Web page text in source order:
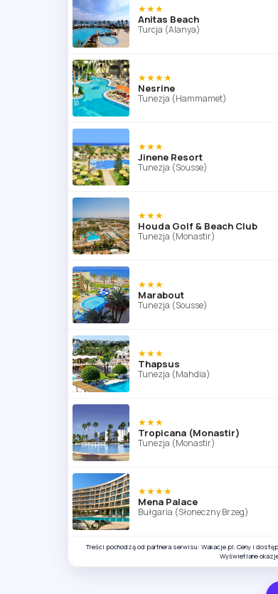
★★★
Anitas Beach
Turcja (Alanya)
★★★★
Nesrine
Tunezja (Hammamet)
★★★
Jinene Resort
Tunezja (Sousse)
★★★
Houda Golf & Beach Club
Tunezja (Monastir)
★★★
Marabout
Tunezja (Sousse)
★★★
Thapsus
Tunezja (Mahdia)
★★★
Tropicana (Monastir)
Tunezja (Monastir)
★★★★
Mena Palace
Bułgaria (Słoneczny Brzeg)
Treści pochodzą od partnera serwisu: Wakacje.pl. Ceny i
Wyświetlane